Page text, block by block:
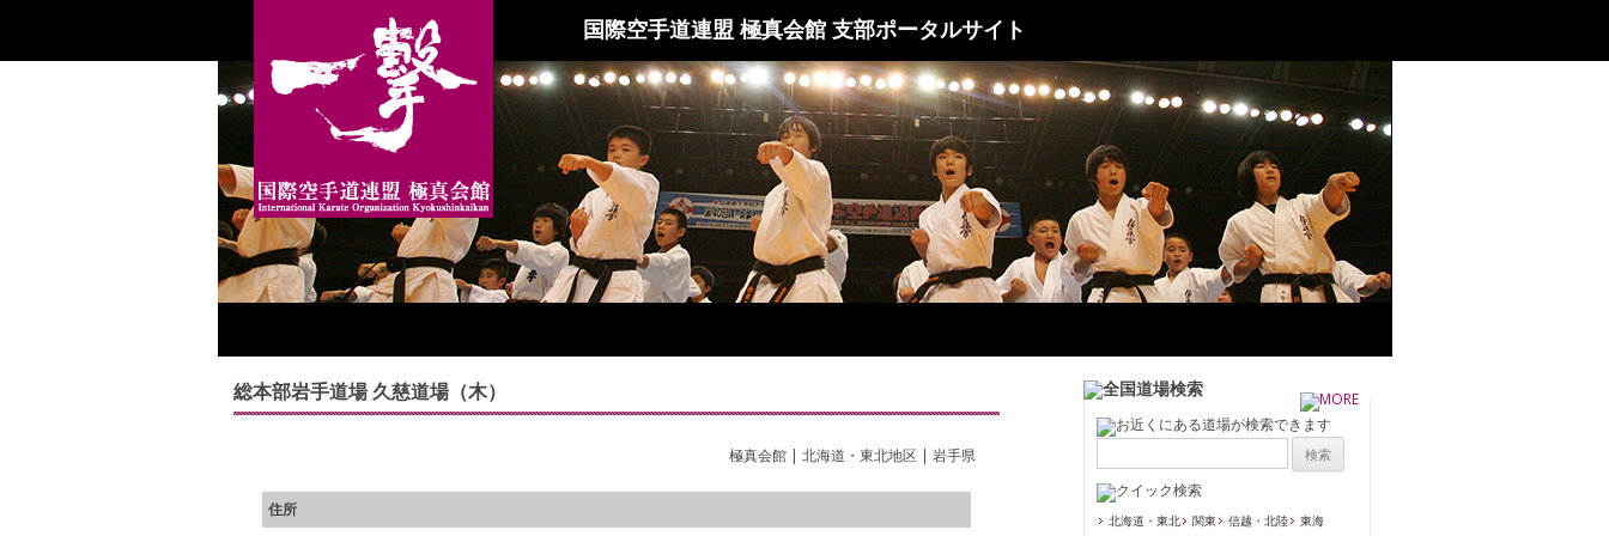
国際空手道連盟 極真会館 支部ポータルサイト
総本部岩手道場 久慈道場（木）
極真会館 | 北海道・東北地区 | 岩手県
住所
北海道・東北 関東 信越・北陸
東海